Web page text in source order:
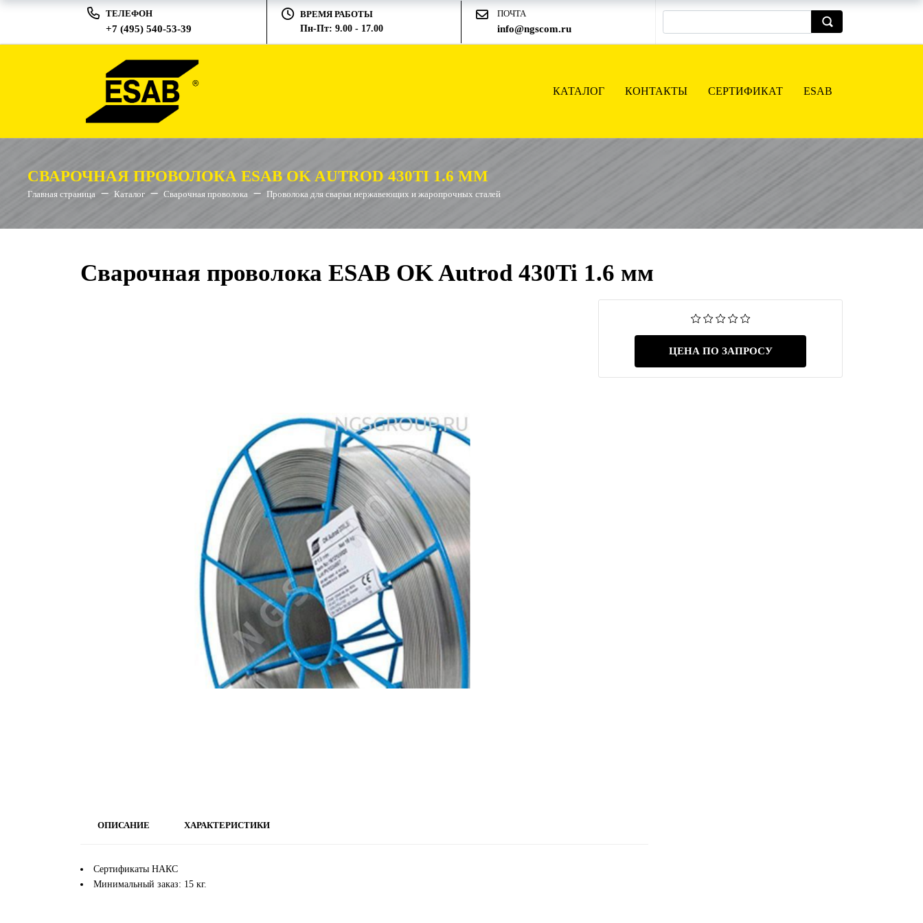
ТЕЛЕФОН
+7 (495) 540-53-39
ВРЕМЯ РАБОТЫ
Пн-Пт: 9.00 - 17.00
ПОЧТА
info@ngscom.ru
КАТАЛОГ КОНТАКТЫ СЕРТИФИКАТ ESAB
СВАРОЧНАЯ ПРОВОЛОКА ESAB OK AUTROD 430TI 1.6 ММ
Главная страница Каталог Сварочная проволока Проволока для сварки нержавеющих и жаропрочных сталей
Сварочная проволока ESAB OK Autrod 430Ti 1.6 мм
ЦЕНА ПО ЗАПРОСУ
ОПИСАНИЕ ХАРАКТЕРИСТИКИ
Сертификаты НАКС
Минимальный заказ: 15 кг.